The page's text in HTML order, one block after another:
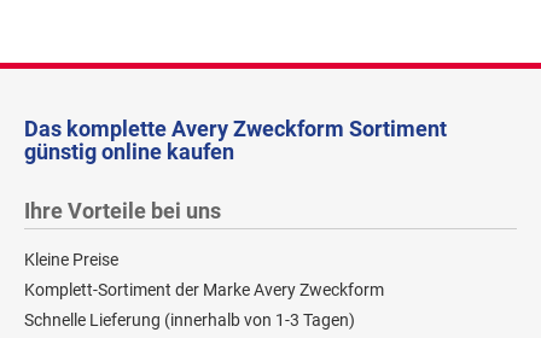
Das komplette Avery Zweckform Sortiment
günstig online kaufen
Ihre Vorteile bei uns
Kleine Preise
Komplett-Sortiment der Marke Avery Zweckform
Schnelle Lieferung (innerhalb von 1-3 Tagen)